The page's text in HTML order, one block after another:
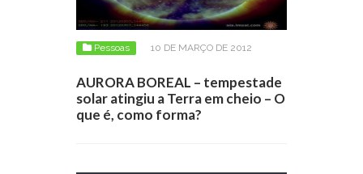
Pessoas 10 DE MARÇO DE 2012
AURORA BOREAL – tempestade
solar atingiu a Terra em cheio – O
que é, como forma?